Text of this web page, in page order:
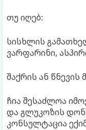
თუ იღებ:
სისხლის
ვარფარინი,
შაქრის ან
ჩია შესაძლოა
და გლუკოზის
კონსულტაცია